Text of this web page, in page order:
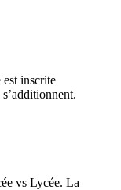
est inscrite
vs Lycée. La